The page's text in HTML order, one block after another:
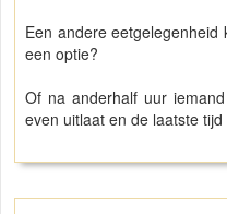
Een andere eetgelegenheid
een optie?
Of na anderhalf uur
even uitlaat en de laatste